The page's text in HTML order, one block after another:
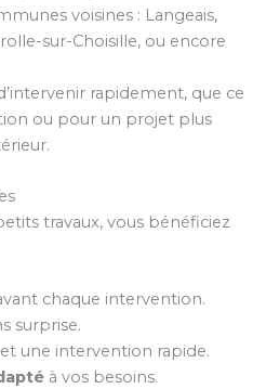
voisines : Langeais,
sur-Choisille, ou encore
rapidement, que ce
ou pour un projet plus
travaux, vous bénéficiez
chaque intervention.
surprise.
et une intervention rapide.
à vos besoins.